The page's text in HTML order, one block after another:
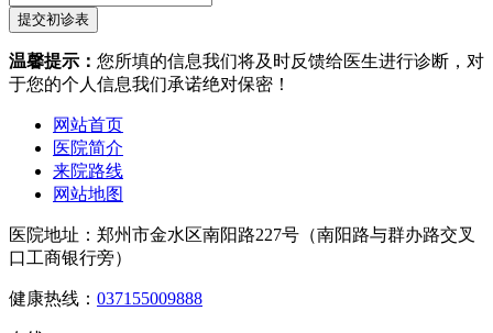
温馨提示： 您所填的信息我们将及时反馈给医生进行诊断，对
于您的个人信息我们承诺绝对保密！
网站首页
医院简介
来院路线
网站地图
医院地址：郑州市金水区南阳路227号（南阳路与群办路交叉
口工商银行旁）
健康热线： 037155009888